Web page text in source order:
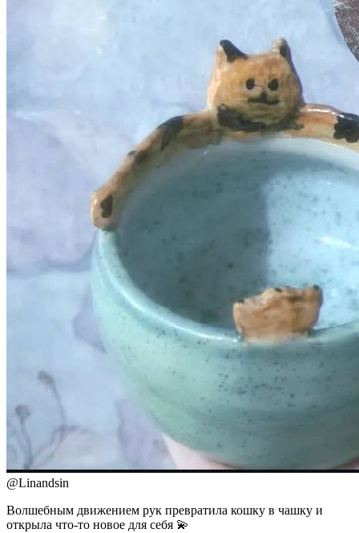
@Linandsin
Волшебным движением рук превратила кошку в чашку и
открыла что-то новое для себя 💫